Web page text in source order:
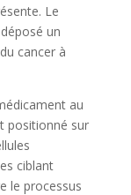
Le
un
cancer à
au
positionné sur
ciblant
le processus